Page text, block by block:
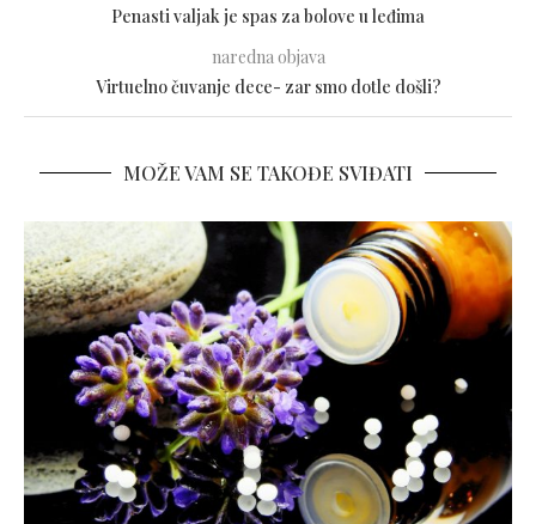
Penasti valjak je spas za bolove u leđima
naredna objava
Virtuelno čuvanje dece- zar smo dotle došli?
MOŽE VAM SE TAKOĐE SVIĐATI